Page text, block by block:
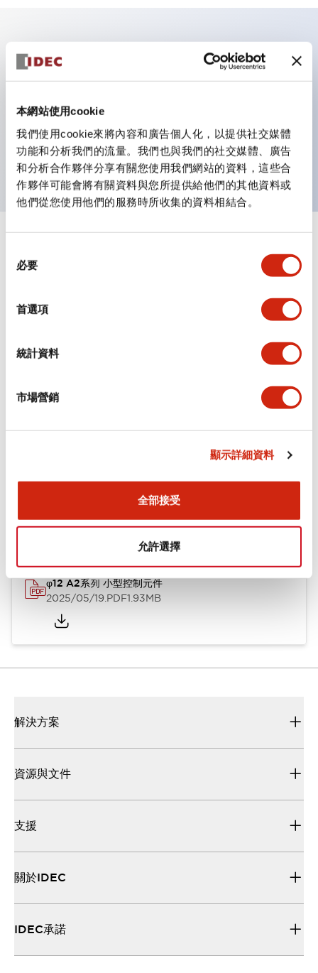
本網站使用cookie
我們使用cookie來將內容和廣告個人化，以提供社交媒體
功能和分析我們的流量。我們也與我們的社交媒體、廣告
和分析合作夥伴分享有關您使用我們網站的資料，這些合
作夥伴可能會將有關資料與您所提供給他們的其他資料或
他們從您使用他們的服務時所收集的資料相結合。
必要
首選項
統計資料
市場營銷
顯示詳細資料
全部接受
允許選擇
主要特點
作業性提升的背部端子方式，全系列統一22mm軸長的
平坦端子面。
UL・CSA認證品
環境規範
機械規格
安裝和安裝規範
型錄和宣傳手冊 CAD檔 認證與標準 技術文件
φ12 A2系列 小型控制元件
2025/05/19.PDF1.93MB
解決方案
資源與文件
支援
關於IDEC
IDEC承諾